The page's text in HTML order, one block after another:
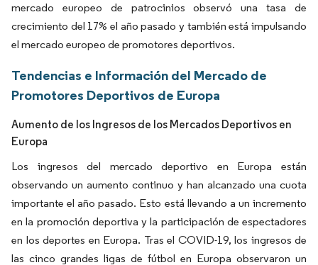
mercado europeo de patrocinios observó una tasa de
crecimiento del 17% el año pasado y también está impulsando
el mercado europeo de promotores deportivos.
Tendencias e Información del Mercado de
Promotores Deportivos de Europa
Aumento de los Ingresos de los Mercados Deportivos en
Europa
Los ingresos del mercado deportivo en Europa están
observando un aumento continuo y han alcanzado una cuota
importante el año pasado. Esto está llevando a un incremento
en la promoción deportiva y la participación de espectadores
en los deportes en Europa. Tras el COVID-19, los ingresos de
las cinco grandes ligas de fútbol en Europa observaron un